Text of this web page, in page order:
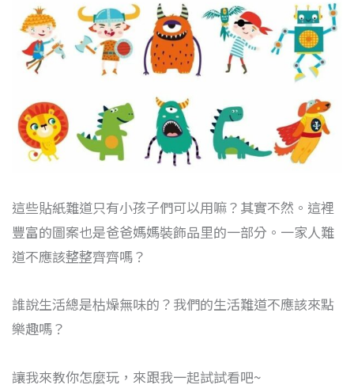
這些貼紙難道只有小孩子們可以用嘛？其實不然。這裡
豐富的圖案也是爸爸媽媽裝飾品里的一部分。一家人難
道不應該整整齊齊嗎？
誰說生活總是枯燥無味的？我們的生活難道不應該來點
樂趣嗎？
讓我來教你怎麼玩，來跟我一起試試看吧~